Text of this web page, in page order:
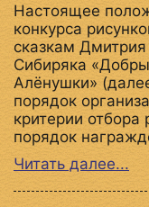
Настоящее
конкурса
сказкам
Сибиряка
Алёнушки»
порядок
критерии отбора
порядок
Читать далее...